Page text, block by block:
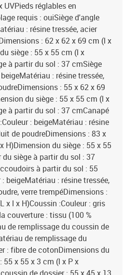
UVPieds réglables en
requis : ouiSiège d'angle
: résine tressée, acier
: 62 x 62 x 69 cm (l x
siège : 55 x 55 cm (l x
à partir du sol : 37 cmSiège
: résine tressée,
: 55 x 62 x 69
du siège : 55 x 55 cm (l x
à partir du sol : 37 cmCanapé
: beigeMatériau : résine
de poudreDimensions : 83 x
H)Dimension du siège : 55 x 55
siège à partir du sol : 37
à partir du sol : 55
beigeMatériau : résine tressée,
verre trempéDimensions :
x l x H)Coussin :Couleur : gris
couverture : tissu (100 %
de remplissage du coussin de
de remplissage du
: fibre de cotonDimensions du
55 x 55 x 3 cm (l x P x